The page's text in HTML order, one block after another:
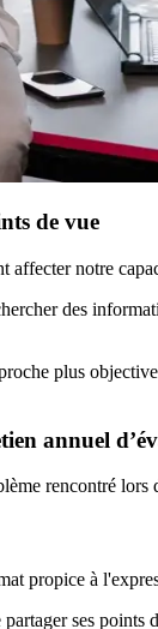
de vue
affecter notre
des
plus
annuel
rencontré
propice à
ses